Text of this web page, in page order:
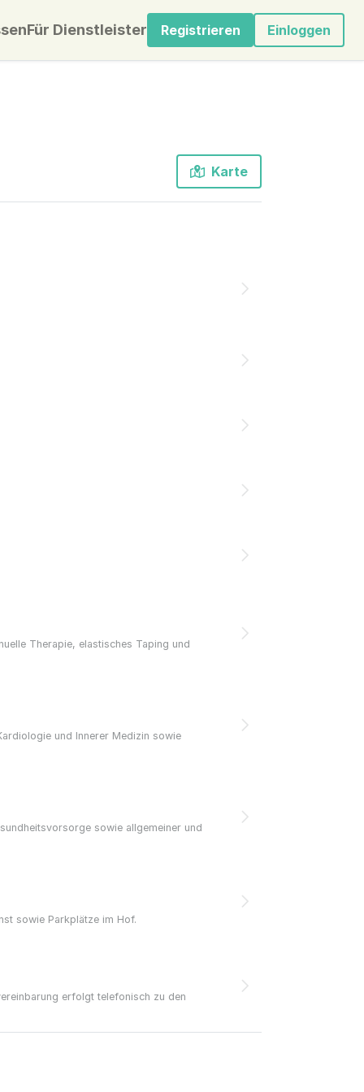
Für Dienstleister Registrieren Einloggen
Karte
Therapie, elastisches Taping und
und Innerer Medizin sowie
sowie allgemeiner und
sowie Parkplätze im Hof.
erfolgt telefonisch zu den